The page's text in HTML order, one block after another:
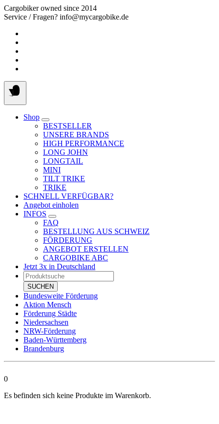
Springe
zum
Cargobiker owned since 2014
Service / Fragen? info@mycargobike.de
Shop
BESTSELLER
UNSERE BRANDS
HIGH PERFORMANCE
LONG JOHN
LONGTAIL
MINI
TILT TRIKE
TRIKE
SCHNELL VERFÜGBAR?
Angebot einholen
INFOS
FAQ
BESTELLUNG AUS SCHWEIZ
FÖRDERUNG
ANGEBOT ERSTELLEN
CARGOBIKE ABC
Jetzt 3x in Deutschland
Products
search
SUCHEN
Bundesweite Förderung
Aktion Mensch
Förderung Städte
Niedersachsen
NRW-Förderung
Baden-Württemberg
Brandenburg
0
Es befinden sich keine Produkte im Warenkorb.